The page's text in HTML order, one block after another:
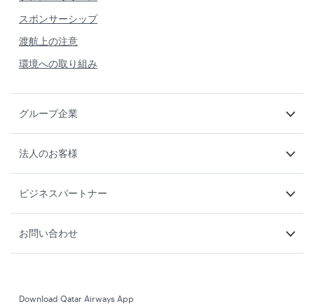
スポンサーシップ
渡航上の注意
環境への取り組み
グループ企業
法人のお客様
ビジネスパートナー
お問い合わせ
Download Qatar Airways App